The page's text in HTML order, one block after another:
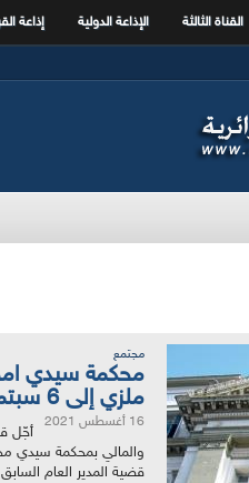
القناة الثالثة الإذاعة الدولية إذاعة
مجتمع
محكمة سيدي
ملزي إلى 6 سبتمبر القادم
16 أغسطس 2021
أجّل
والمالي بمحكمة سيدي
قضية المدير العام